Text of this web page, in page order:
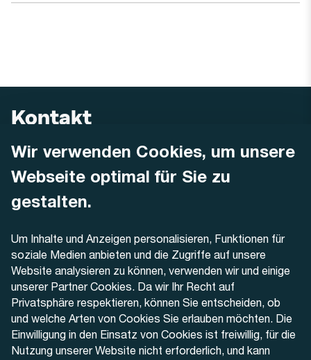
Wir verwenden Cookies, um unsere
Webseite optimal für Sie zu
gestalten.
Um Inhalte und Anzeigen personalisieren, Funktionen für
soziale Medien anbieten und die Zugriffe auf unsere
Website analysieren zu können, verwenden wir und einige
unserer Partner Cookies. Da wir Ihr Recht auf
Privatsphäre respektieren, können Sie entscheiden, ob
und welche Arten von Cookies Sie erlauben möchten. Die
Einwilligung in den Einsatz von Cookies ist freiwillig, für die
Nutzung unserer Website nicht erforderlich, und kann
Kontakt
AREMO
Dornacherstrasse 48
4500 Solothurn
+41 32 622 37 22
Kontaktformular